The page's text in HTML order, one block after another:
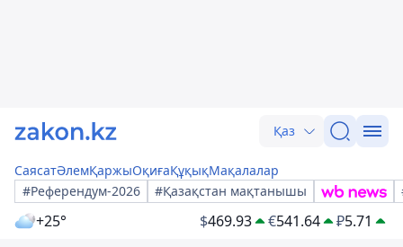
Қаз
СаясатӘлемҚаржыОқиғаҚұқықМақалалар
#Референдум-2026
#Қазақстан мақтанышы
+25° $469.93 €541.64 ₽5.71